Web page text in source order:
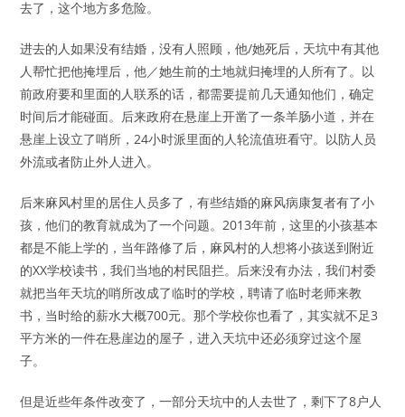
去了，这个地方多危险。
进去的人如果没有结婚，没有人照顾，他/她死后，天坑中有其他
人帮忙把他掩埋后，他／她生前的土地就归掩埋的人所有了。以
前政府要和里面的人联系的话，都需要提前几天通知他们，确定
时间后才能碰面。后来政府在悬崖上开凿了一条羊肠小道，并在
悬崖上设立了哨所，24小时派里面的人轮流值班看守。以防人员
外流或者防止外人进入。
后来麻风村里的居住人员多了，有些结婚的麻风病康复者有了小
孩，他们的教育就成为了一个问题。2013年前，这里的小孩基本
都是不能上学的，当年路修了后，麻风村的人想将小孩送到附近
的XX学校读书，我们当地的村民阻拦。后来没有办法，我们村委
就把当年天坑的哨所改成了临时的学校，聘请了临时老师来教
书，当时给的薪水大概700元。那个学校你也看了，其实就不足3
平方米的一件在悬崖边的屋子，进入天坑中还必须穿过这个屋
子。
但是近些年条件改变了，一部分天坑中的人去世了，剩下了8户人